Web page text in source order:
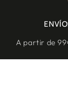
A partir de